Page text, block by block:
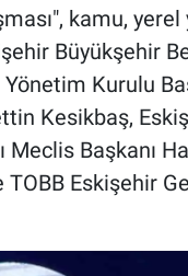
kamu,
Büyükşehir
Kurulu
Kesikbaş,
Meclis Başkanı
Eskişehir